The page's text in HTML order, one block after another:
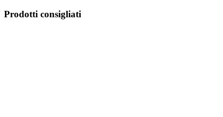
Prodotti consigliati